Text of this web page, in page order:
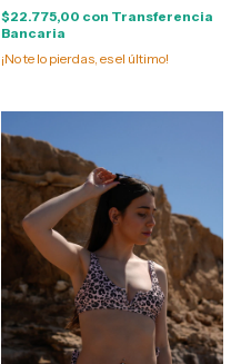
$22.775,00 con Transferencia
Bancaria
¡No te lo pierdas, es el último!